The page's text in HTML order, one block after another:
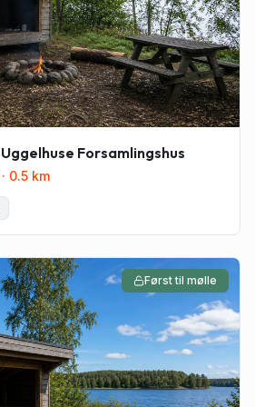
Forsamlingshus
· 0.5 km
Først til mølle